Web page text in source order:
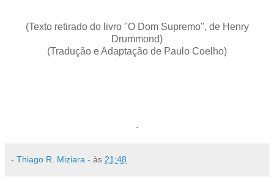
(Texto retirado do livro "O Dom Supremo", de Henry
Drummond)
(Tradução e Adaptação de Paulo Coelho)
.
- Thiago R. Miziara - às 21:48